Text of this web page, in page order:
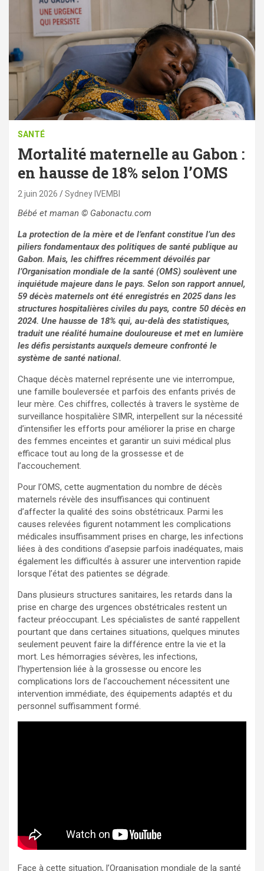
SANTÉ
Mortalité maternelle au Gabon :
en hausse de 18% selon l’OMS
2 juin 2026 Sydney IVEMBI
Bébé et maman © Gabonactu.com
La protection de la mère et de l’enfant constitue l’un des
piliers fondamentaux des politiques de santé publique au
Gabon. Mais, les chiffres récemment dévoilés par
l’Organisation mondiale de la santé (OMS) soulèvent une
inquiétude majeure dans le pays. Selon son rapport annuel,
59 décès maternels ont été enregistrés en 2025 dans les
structures hospitalières civiles du pays, contre 50 décès en
2024. Une hausse de 18% qui, au-delà des statistiques,
traduit une réalité humaine douloureuse et met en lumière
les défis persistants auxquels demeure confronté le
système de santé national.
Chaque décès maternel représente une vie interrompue,
une famille bouleversée et parfois des enfants privés de
leur mère. Ces chiffres, collectés à travers le système de
surveillance hospitalière SIMR, interpellent sur la nécessité
d’intensifier les efforts pour améliorer la prise en charge
des femmes enceintes et garantir un suivi médical plus
efficace tout au long de la grossesse et de
l’accouchement.
Pour l’OMS, cette augmentation du nombre de décès
maternels révèle des insuffisances qui continuent
d’affecter la qualité des soins obstétricaux. Parmi les
causes relevées figurent notamment les complications
médicales insuffisamment prises en charge, les infections
liées à des conditions d’asepsie parfois inadéquates, mais
également les difficultés à assurer une intervention rapide
lorsque l’état des patientes se dégrade.
Dans plusieurs structures sanitaires, les retards dans la
prise en charge des urgences obstétricales restent un
facteur préoccupant. Les spécialistes de santé rappellent
pourtant que dans certaines situations, quelques minutes
seulement peuvent faire la différence entre la vie et la
mort. Les hémorragies sévères, les infections,
l’hypertension liée à la grossesse ou encore les
complications lors de l’accouchement nécessitent une
intervention immédiate, des équipements adaptés et du
personnel suffisamment formé.
Face à cette situation, l’Organisation mondiale de la santé